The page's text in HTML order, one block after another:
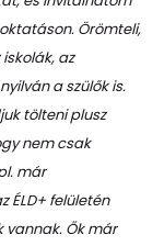
Örömteli,
az
a szülők is.
tölteni plusz
nem csak
már
ÉLD+ felületén
vannak. Ők már